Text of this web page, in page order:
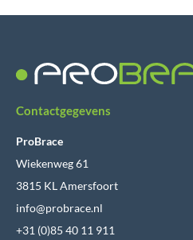
Contactgegevens
ProBrace
Wiekenweg 61
3815 KL Amersfoort
info@probrace.nl
+31 (0)85 40 11 911